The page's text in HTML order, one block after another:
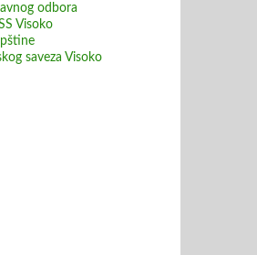
odbora
Visoko
saveza Visoko